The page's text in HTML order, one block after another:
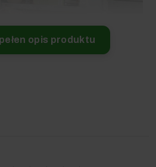
wraz z akcesoriami pozwala na
dostępnych miejscach.
opis produktu